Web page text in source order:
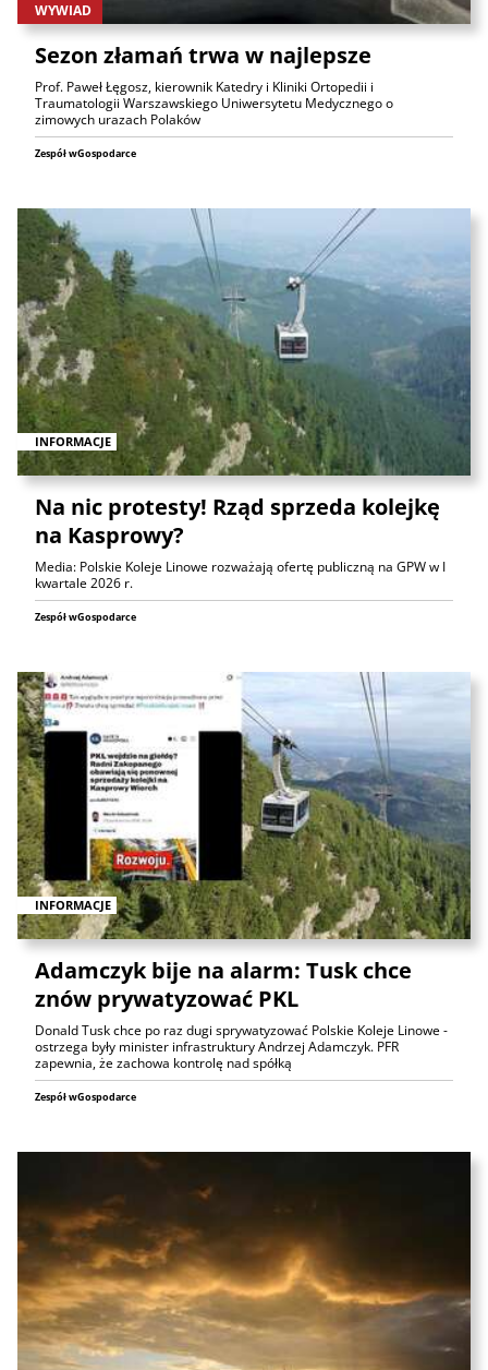
WYWIAD
Sezon złamań trwa w najlepsze
Prof. Paweł Łęgosz, kierownik Katedry i Kliniki Ortopedii i
Traumatologii Warszawskiego Uniwersytetu Medycznego o
zimowych urazach Polaków
Zespół wGospodarce
INFORMACJE
Na nic protesty! Rząd sprzeda kolejkę
na Kasprowy?
Media: Polskie Koleje Linowe rozważają ofertę publiczną na GPW w I
kwartale 2026 r.
Zespół wGospodarce
INFORMACJE
Adamczyk bije na alarm: Tusk chce
znów prywatyzować PKL
Donald Tusk chce po raz dugi sprywatyzować Polskie Koleje Linowe -
ostrzega były minister infrastruktury Andrzej Adamczyk. PFR
zapewnia, że zachowa kontrolę nad spółką
Zespół wGospodarce